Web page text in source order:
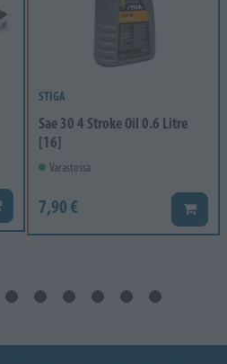
Lisää koriin
STIGA
Sae 30 4 Stroke Oil 0.6 Litre
[16]
Varastossa
7,90 € Lisää